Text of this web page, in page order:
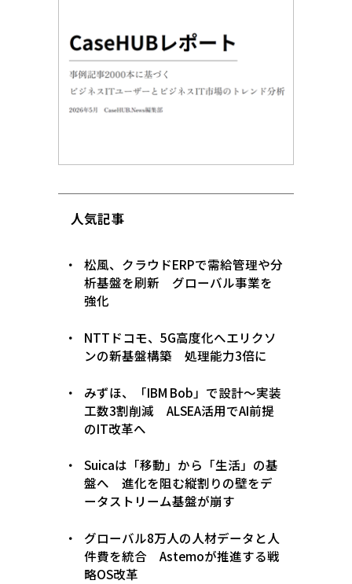
人気記事
松風、クラウドERPで需給管理や分
析基盤を刷新 グローバル事業を
強化
NTTドコモ、5G高度化へエリクソ
ンの新基盤構築 処理能力3倍に
みずほ、「IBM Bob」で設計〜実装
工数3割削減 ALSEA活用でAI前提
のIT改革へ
Suicaは「移動」から「生活」の基
盤へ 進化を阻む縦割りの壁をデ
ータストリーム基盤が崩す
グローバル8万人の人材データと人
件費を統合 Astemoが推進する戦
略OS改革